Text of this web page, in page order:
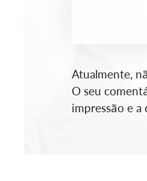
Atualmente,
O seu
impressão e a